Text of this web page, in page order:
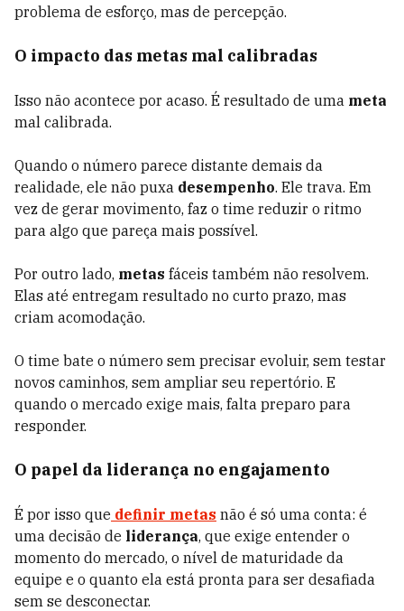
problema de esforço, mas de percepção.
O impacto das metas mal calibradas
Isso não acontece por acaso. É resultado de uma meta
mal calibrada.
Quando o número parece distante demais da
realidade, ele não puxa desempenho. Ele trava. Em
vez de gerar movimento, faz o time reduzir o ritmo
para algo que pareça mais possível.
Por outro lado, metas fáceis também não resolvem.
Elas até entregam resultado no curto prazo, mas
criam acomodação.
O time bate o número sem precisar evoluir, sem testar
novos caminhos, sem ampliar seu repertório. E
quando o mercado exige mais, falta preparo para
responder.
O papel da liderança no engajamento
É por isso que definir metas não é só uma conta: é
uma decisão de liderança, que exige entender o
momento do mercado, o nível de maturidade da
equipe e o quanto ela está pronta para ser desafiada
sem se desconectar.